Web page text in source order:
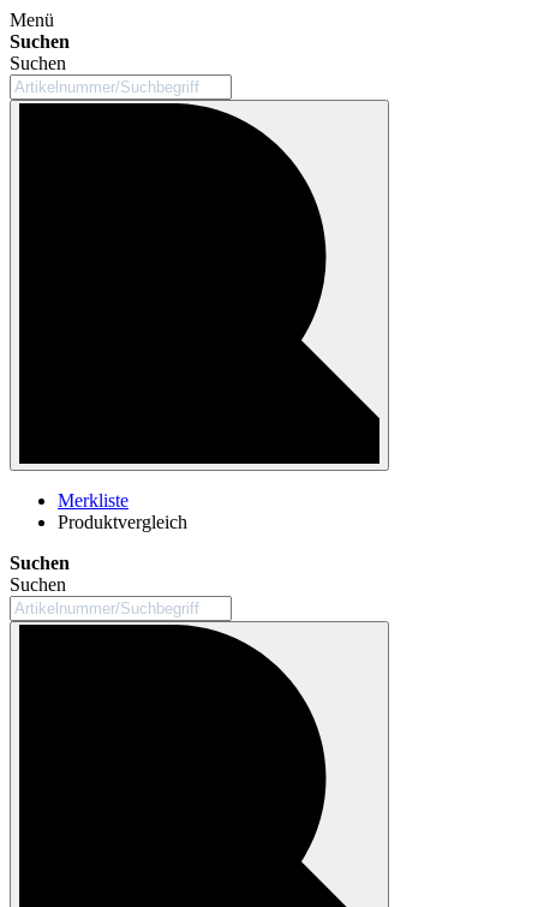
Menü
Suchen
Suchen
Merkliste
Produktvergleich
Suchen
Suchen